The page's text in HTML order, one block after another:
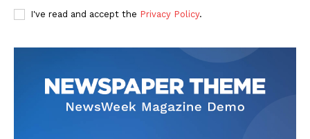
I've read and accept the Privacy Policy.